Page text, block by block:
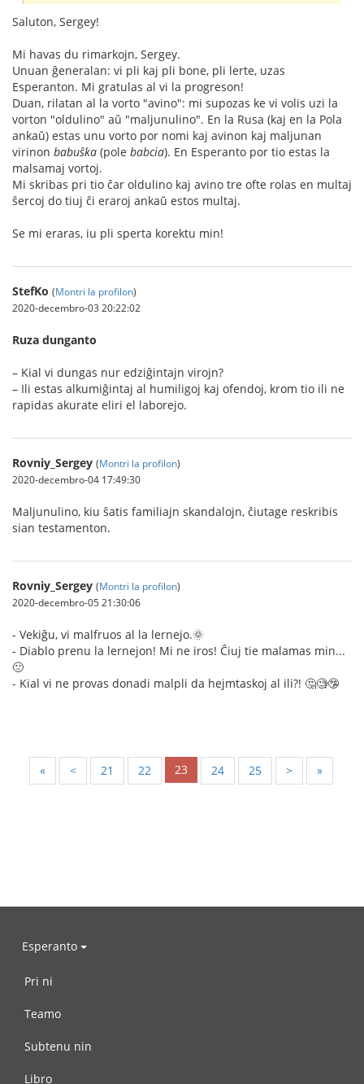
Saluton, Sergey!
Mi havas du rimarkojn, Sergey.
Unuan ĝeneralan: vi pli kaj pli bone, pli lerte, uzas
Esperanton. Mi gratulas al vi la progreson!
Duan, rilatan al la vorto "avino": mi supozas ke vi volis uzi la
vorton "oldulino" aŭ "maljunulino". En la Rusa (kaj en la Pola
ankaŭ) estas unu vorto por nomi kaj avinon kaj maljunan
virinon babuŝka (pole babcia). En Esperanto por tio estas la
malsamaj vortoj.
Mi skribas pri tio ĉar oldulino kaj avino tre ofte rolas en multaj
ŝercoj do tiuj ĉi eraroj ankaŭ estos multaj.
Se mi eraras, iu pli sperta korektu min!
StefKo (Montri la profilon)
2020-decembro-03 20:22:02
Ruza dunganto
– Kial vi dungas nur edziĝintajn virojn?
– Ili estas alkumiĝintaj al humiligoj kaj ofendoj, krom tio ili ne
rapidas akurate eliri el laborejo.
Rovniy_Sergey (Montri la profilon)
2020-decembro-04 17:49:30
Maljunulino, kiu ŝatis familiajn skandalojn, ĉiutage reskribis
sian testamenton.
Rovniy_Sergey (Montri la profilon)
2020-decembro-05 21:30:06
- Vekiĝu, vi malfruos al la lernejo.🌞
- Diablo prenu la lernejon! Mi ne iros! Ĉiuj tie malamas min...
🙁
- Kial vi ne provas donadi malpli da hejmtaskoj al ili?! 🤔🧐🤥
« < 21 22 23 24 25 > »
Esperanto
Pri ni
Teamo
Subtenu nin
Libro